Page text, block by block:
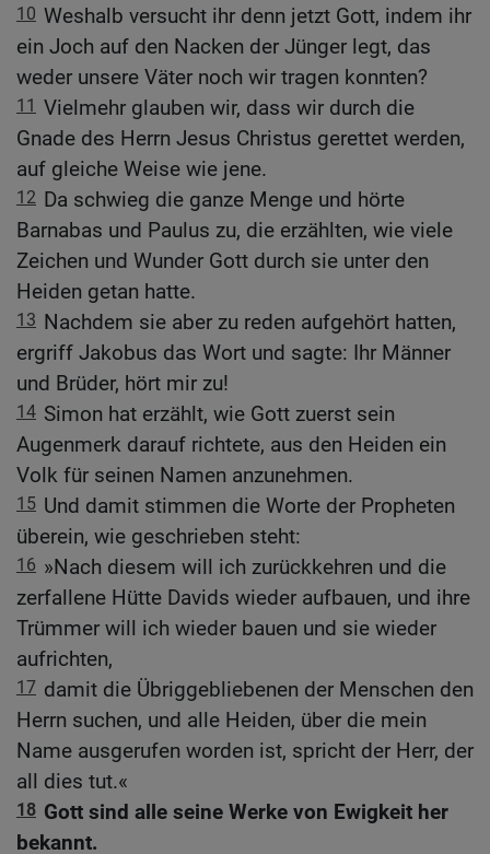
10 Weshalb versucht ihr denn jetzt Gott, indem ihr
ein Joch auf den Nacken der Jünger legt, das
weder unsere Väter noch wir tragen konnten?
11 Vielmehr glauben wir, dass wir durch die
Gnade des Herrn Jesus Christus gerettet werden,
auf gleiche Weise wie jene.
12 Da schwieg die ganze Menge und hörte
Barnabas und Paulus zu, die erzählten, wie viele
Zeichen und Wunder Gott durch sie unter den
Heiden getan hatte.
13 Nachdem sie aber zu reden aufgehört hatten,
ergriff Jakobus das Wort und sagte: Ihr Männer
und Brüder, hört mir zu!
14 Simon hat erzählt, wie Gott zuerst sein
Augenmerk darauf richtete, aus den Heiden ein
Volk für seinen Namen anzunehmen.
15 Und damit stimmen die Worte der Propheten
überein, wie geschrieben steht:
16 »Nach diesem will ich zurückkehren und die
zerfallene Hütte Davids wieder aufbauen, und ihre
Trümmer will ich wieder bauen und sie wieder
aufrichten,
17 damit die Übriggebliebenen der Menschen den
Herrn suchen, und alle Heiden, über die mein
Name ausgerufen worden ist, spricht der Herr, der
all dies tut.«
18 Gott sind alle seine Werke von Ewigkeit her
bekannt.